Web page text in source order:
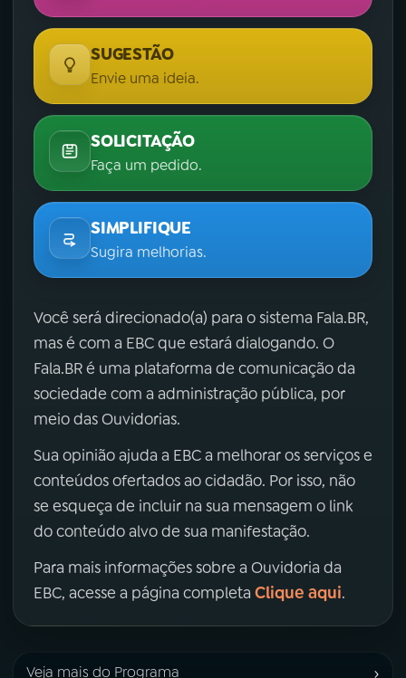
SUGESTÃO
Envie uma ideia.
SOLICITAÇÃO
Faça um pedido.
SIMPLIFIQUE
Sugira melhorias.
Você será direcionado(a) para o sistema Fala.BR,
mas é com a EBC que estará dialogando. O
Fala.BR é uma plataforma de comunicação da
sociedade com a administração pública, por
meio das Ouvidorias.
Sua opinião ajuda a EBC a melhorar os serviços e
conteúdos ofertados ao cidadão. Por isso, não
se esqueça de incluir na sua mensagem o link
do conteúdo alvo de sua manifestação.
Para mais informações sobre a Ouvidoria da
EBC, acesse a página completa Clique aqui.
Veja mais do Programa